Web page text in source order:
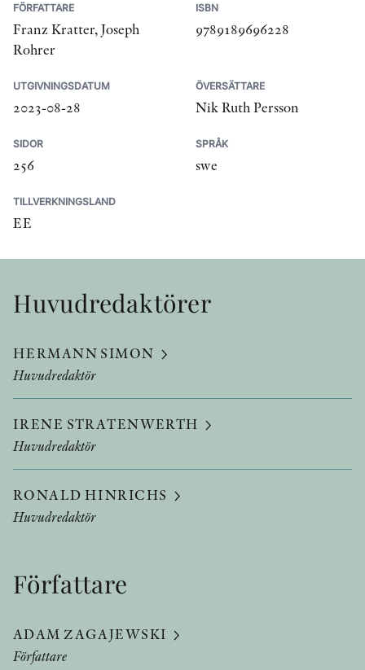
FÖRFATTARE
Franz Kratter, Joseph
Rohrer
ISBN
9789189696228
UTGIVNINGSDATUM
2023-08-28
ÖVERSÄTTARE
Nik Ruth Persson
SIDOR
256
SPRÅK
swe
TILLVERKNINGSLAND
EE
Huvudredaktörer
HERMANN SIMON
Huvudredaktör
IRENE STRATENWERTH
Huvudredaktör
RONALD HINRICHS
Huvudredaktör
Författare
ADAM ZAGAJEWSKI
Författare